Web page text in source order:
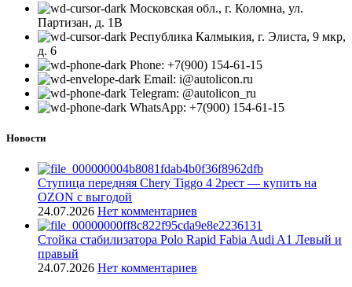
Московская обл., г. Коломна, ул.
Партизан, д. 1В
Республика Калмыкия, г. Элиста, 9 мкр,
д. 6
Phone: +7(900) 154-61-15
Email: i@autolicon.ru
Telegram: @autolicon_ru
WhatsApp: +7(900) 154-61-15
Новости
Ступица передняя Chery Tiggo 4 2рест — купить на
OZON с выгодой
24.07.2026 Нет комментариев
Стойка стабилизатора Polo Rapid Fabia Audi A1 Левый и
правый
24.07.2026 Нет комментариев